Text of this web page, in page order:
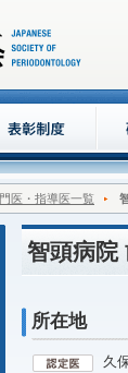
医・指導医一覧
智頭病院
所在地
久